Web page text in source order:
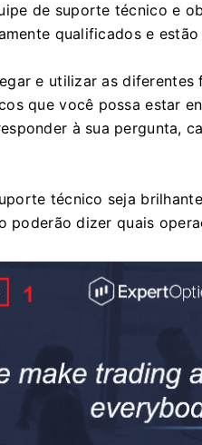
de suporte técnico e
qualificados e
e utilizar as
que você possa estar
à sua pergunta,
técnico seja
poderão dizer quais